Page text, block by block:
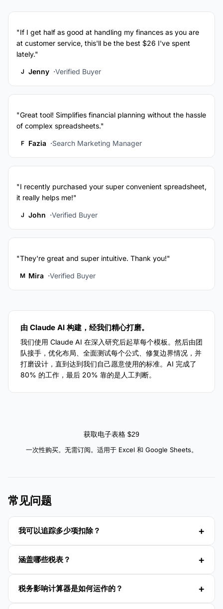
"If I get half as good at handling my finances as you are
at customer service, this'll be the best $26 I've spent
lately."
J Jenny Verified Buyer
"Great tool! Simplifies financial planning without the hassle
of complex spreadsheets."
F Fazia Search Marketing Manager
"I recently purchased your super convenient spreadsheet,
it really helps me!"
J John Verified Buyer
"They're great and super intuitive. Thank you!"
M Mira Verified Buyer
由 Claude AI 构建，经我们精心打磨。
我们使用 Claude AI 在深入研究后起草每个模板。然后由团
队接手，优化布局、全面测试每个公式、修复边界情况，并
打磨设计，直到达到我们自己愿意使用的标准。AI 完成了
80% 的工作，最后 20% 靠的是人工判断。
获取电子表格 $29
一次性购买。无需订阅。适用于 Excel 和 Google Sheets。
常见问题
我可以追踪多少项扣除？
涵盖哪些税表？
税务影响计算器是如何运作的？